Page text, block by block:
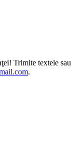
Trimite textele sau
.